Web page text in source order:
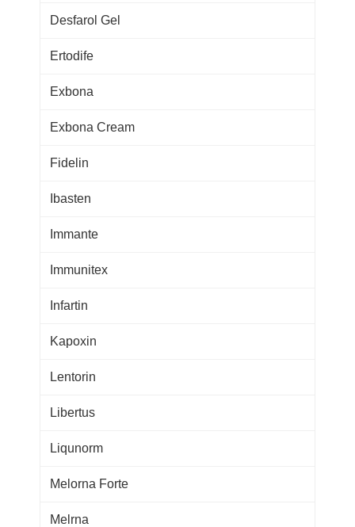
Desfarol Gel
Ertodife
Exbona
Exbona Cream
Fidelin
Ibasten
Immante
Immunitex
Infartin
Kapoxin
Lentorin
Libertus
Liqunorm
Melorna Forte
Melrna